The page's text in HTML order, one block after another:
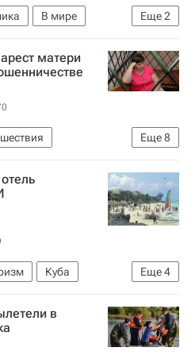
Еще2
В мире
"Уралкалия" в Минске
матери
Еще8
Кущевский район
мир
Еще4
Куба
Весь мир
в